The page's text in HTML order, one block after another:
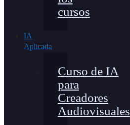
cursos
IA
Aplicada
Curso de IA
para
Creadores
Audiovisuales